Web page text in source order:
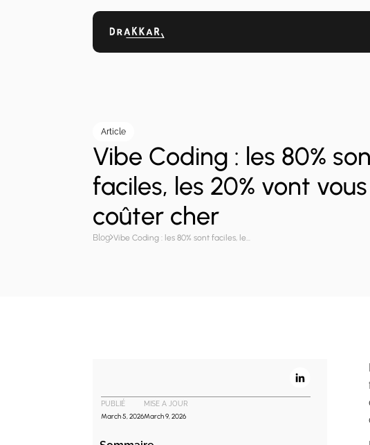
Article
Vibe Coding : les 80%
faciles, les 20% vont vous
coûter cher
Blog Vibe Coding : les 80% sont faciles, les 20% vont vous coûter cher
PUBLIÉ
March 5, 2026
MISE A JOUR
March 9, 2026